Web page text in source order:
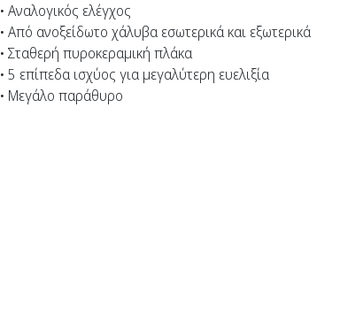
• Αναλογικός ελέγχος
• Από ανοξείδωτο χάλυβα εσωτερικά και εξωτερικά
• Σταθερή πυροκεραμική πλάκα
• 5 επίπεδα ισχύος για μεγαλύτερη ευελιξία
• Μεγάλο παράθυρο